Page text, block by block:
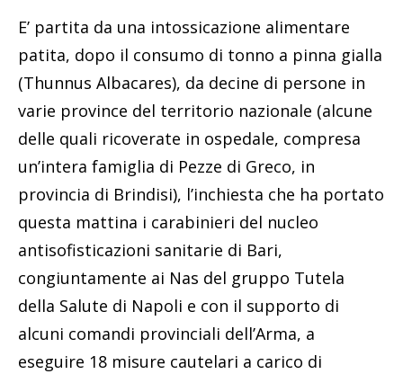
E’ partita da una intossicazione alimentare
patita, dopo il consumo di tonno a pinna gialla
(Thunnus Albacares), da decine di persone in
varie province del territorio nazionale (alcune
delle quali ricoverate in ospedale, compresa
un’intera famiglia di Pezze di Greco, in
provincia di Brindisi), l’inchiesta che ha portato
questa mattina i carabinieri del nucleo
antisofisticazioni sanitarie di Bari,
congiuntamente ai Nas del gruppo Tutela
della Salute di Napoli e con il supporto di
alcuni comandi provinciali dell’Arma, a
eseguire 18 misure cautelari a carico di